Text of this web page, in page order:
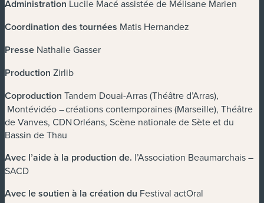
Administration Lucile Macé assistée de Mélisane Marien
Coordination des tournées Matis Hernandez
Presse Nathalie Gasser
Production Zirlib
Coproduction Tandem Douai-Arras (Théâtre d’Arras),
Montévidéo – créations contemporaines (Marseille), Théâtre
de Vanves, CDN Orléans, Scène nationale de Sète et du
Bassin de Thau
Avec l’aide à la production de. l’Association Beaumarchais –
SACD
Avec le soutien à la création du Festival actOral